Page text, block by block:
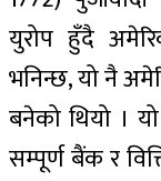
युरोप हुँदै
भनिन्छ, यो नै
बनेको थियो ।
सम्पूर्ण बैंक र